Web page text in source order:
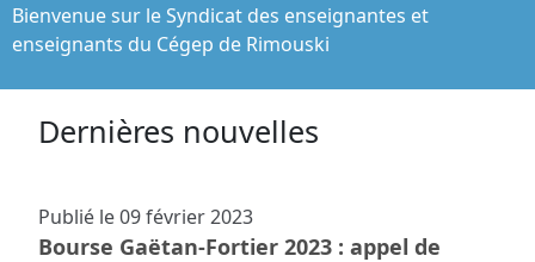
Bienvenue sur le Syndicat des enseignantes et
enseignants du Cégep de Rimouski
Dernières nouvelles
Publié le09 février 2023
Bourse Gaëtan-Fortier 2023 : appel de